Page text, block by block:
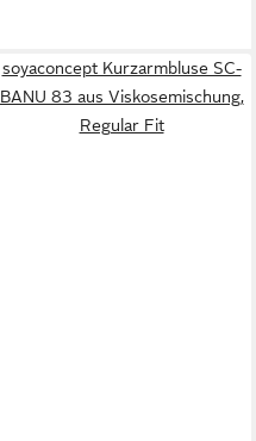
soyaconcept Kurzarmbluse SC-
BANU 83 aus Viskosemischung,
Regular Fit